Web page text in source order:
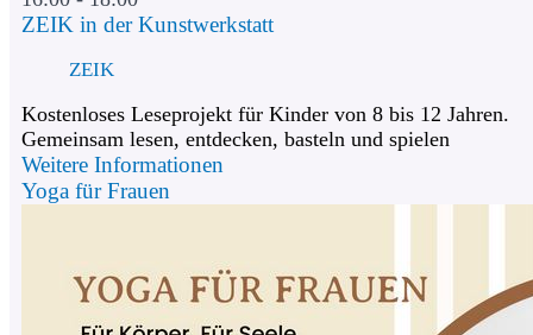
ZEIK in der Kunstwerkstatt
ZEIK
Kostenloses Leseprojekt für Kinder von 8 bis 12 Jahren.
Gemeinsam lesen, entdecken, basteln und spielen
Weitere Informationen
Yoga für Frauen